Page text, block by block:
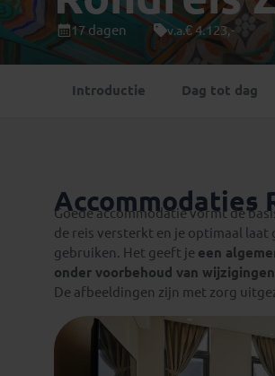
Mongolië
(1)
Singapore(1)
Thailand (8)
(3)
17 dagen v.a.€ 4.123,-
Introductie Dag tot dag
Accommodaties
Goede accommodatie vormt de
de reis versterkt en je optimaal laat
gebruiken. Het geeft je een
onder voorbehoud van
De afbeeldingen zijn met zorg